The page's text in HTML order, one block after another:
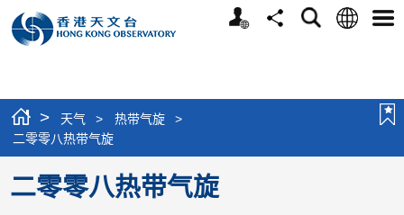
个
分
搜
语
选
> 天气 > 热带气旋
>
二零零八热带气旋
二零零八热带气旋